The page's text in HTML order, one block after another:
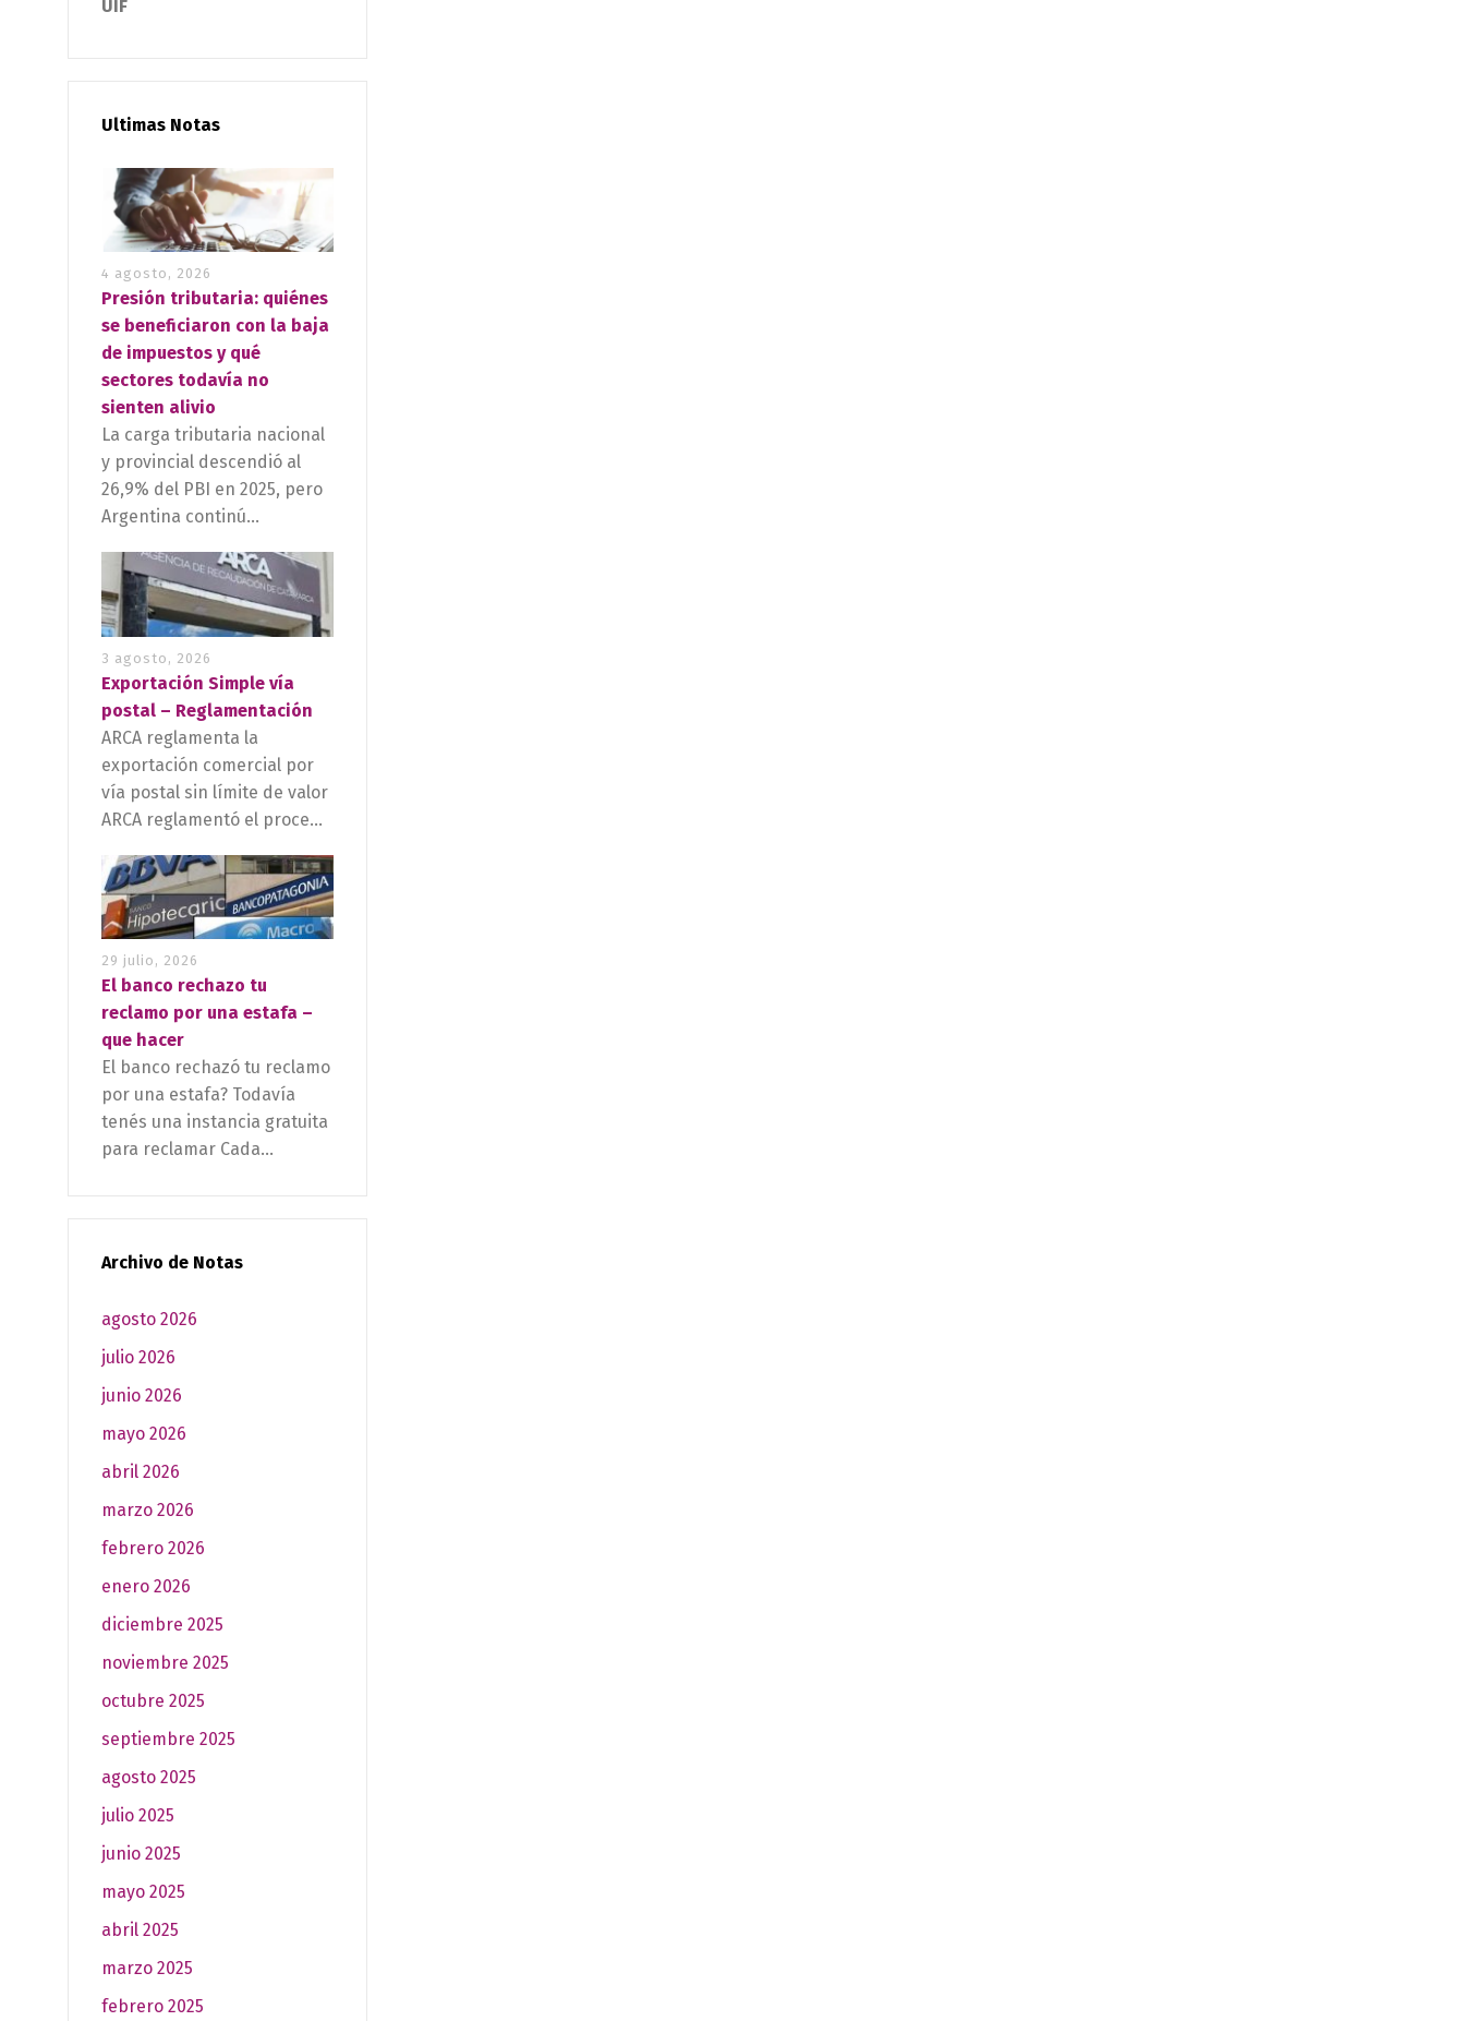
UIF
Ultimas Notas
4 agosto, 2026
Presión tributaria: quiénes
se beneficiaron con la baja
de impuestos y qué
sectores todavía no
sienten alivio
La carga tributaria nacional
y provincial descendió al
26,9% del PBI en 2025, pero
Argentina continú...
3 agosto, 2026
Exportación Simple vía
postal – Reglamentación
ARCA reglamenta la
exportación comercial por
vía postal sin límite de valor
ARCA reglamentó el proce...
29 julio, 2026
El banco rechazo tu
reclamo por una estafa –
que hacer
El banco rechazó tu reclamo
por una estafa? Todavía
tenés una instancia gratuita
para reclamar Cada...
Archivo de Notas
agosto 2026
julio 2026
junio 2026
mayo 2026
abril 2026
marzo 2026
febrero 2026
enero 2026
diciembre 2025
noviembre 2025
octubre 2025
septiembre 2025
agosto 2025
julio 2025
junio 2025
mayo 2025
abril 2025
marzo 2025
febrero 2025